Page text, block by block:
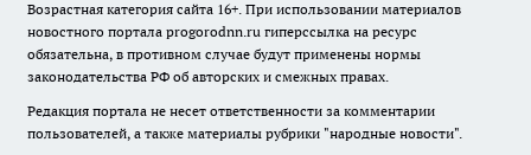
Возрастная категория сайта 16+. При использовании материалов
новостного портала progorodnn.ru гиперссылка на ресурс
обязательна, в противном случае будут применены нормы
законодательства РФ об авторских и смежных правах.
Редакция портала не несет ответственности за комментарии
пользователей, а также материалы рубрики "народные новости".